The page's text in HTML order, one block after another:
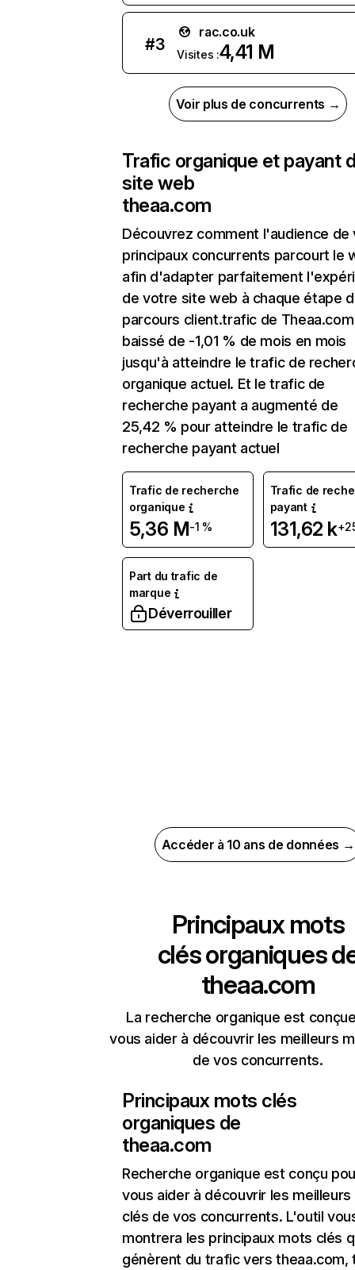
#3
rac.co.uk
Visites :4,41 M
Voir plus de concurrents →
Trafic organique et payant
site web
theaa.com
Découvrez comment l'audience de
principaux concurrents parcourt le
afin d'adapter parfaitement
de votre site web à chaque étape
parcours client.trafic de
baissé de -1,01 % de mois en mois
jusqu'à atteindre le trafic de
organique actuel. Et le trafic de
recherche payant a augmenté de
25,42 % pour atteindre le trafic de
recherche payant actuel
Trafic de recherche
organique
5,36 M-1 %
Trafic de
payant
131,62 k
Part du trafic de
marque
Déverrouiller
Accéder à 10 ans de données →
Principaux mots
clés organiques
theaa.com
La recherche organique est
vous aider à découvrir les meilleurs
de vos concurrents.
Principaux mots clés
organiques de
theaa.com
Recherche organique est conçu
vous aider à découvrir les
clés de vos concurrents. L'outil
montrera les principaux mots clés
génèrent du trafic vers theaa.com,